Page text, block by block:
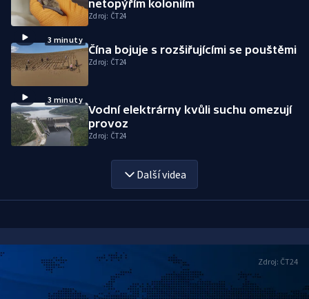
netopýřím koloniím
Zdroj: ČT24
3 minuty
Čína bojuje s rozšiřujícími se pouštěmi
Zdroj: ČT24
3 minuty
Vodní elektrárny kvůli suchu omezují
provoz
Zdroj: ČT24
Další videa
Zdroj: ČT24